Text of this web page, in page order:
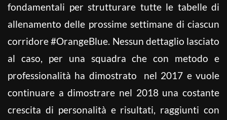
fondamentali per strutturare tutte le tabelle di
allenamento delle prossime settimane di ciascun
corridore #OrangeBlue. Nessun dettaglio lasciato
al caso, per una squadra che con metodo e
professionalità ha dimostrato nel 2017 e vuole
continuare a dimostrare nel 2018 una costante
crescita di personalità e risultati, raggiunti con